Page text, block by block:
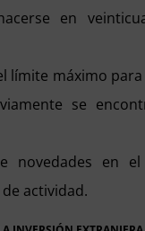
en
límite máximo
se
novedades en
actividad.